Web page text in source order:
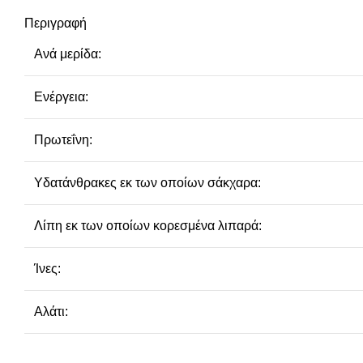
Περιγραφή
Ανά μερίδα:
Ενέργεια:
Πρωτεΐνη:
Υδατάνθρακες εκ των οποίων σάκχαρα:
Λίπη εκ των οποίων κορεσμένα λιπαρά:
Ίνες:
Αλάτι: